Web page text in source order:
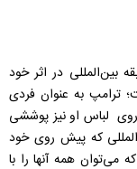
بین‌المللی در اثر خود
ترامپ به عنوان فردی
روی لباس او نیز پوششی
که پیش روی خود
می‌توان همه آنها را با